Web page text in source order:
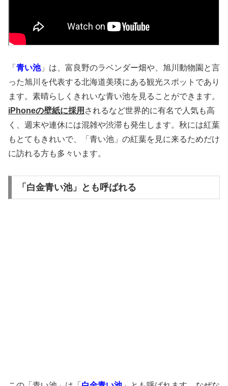
「 青い池」は、富良野のラベンダー畑や、旭川動物園と言
った旭川を代表する北海道美瑛にある観光スポットであり
ます。素晴らしくきれいな青い池を見ることができます。
iPhoneの壁紙に採用 されるなど世界的に有名で人気も高
く、週末や連休には混雑や渋滞も発生します。秋には紅葉
もとてもきれいで、「青い池」の紅葉を見に来るためだけ
に訪れる方も多々います。
「白金青い池」とも呼ばれる